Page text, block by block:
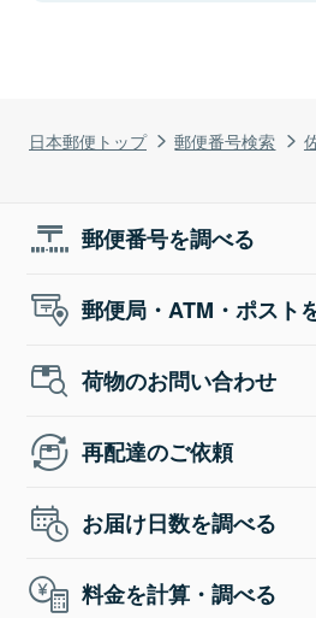
日本郵便トップ 郵便番号検索
郵便番号を調べる
郵便局・ATM・ポスト
荷物のお問い合わせ
再配達のご依頼
お届け日数を調べる
料金を計算・調べる